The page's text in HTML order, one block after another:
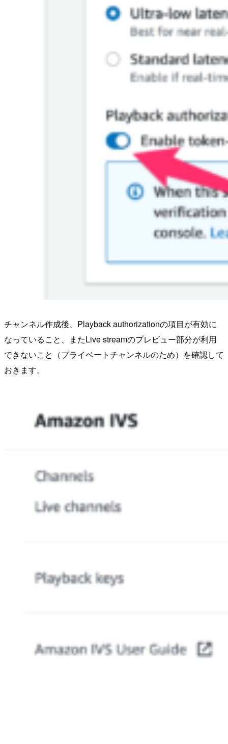
チャンネル作成後、Playback authorizationの項目が有効に
なっていること、またLive streamのプレビュー部分が利用
できないこと（プライベートチャンネルのため）を確認して
おきます。